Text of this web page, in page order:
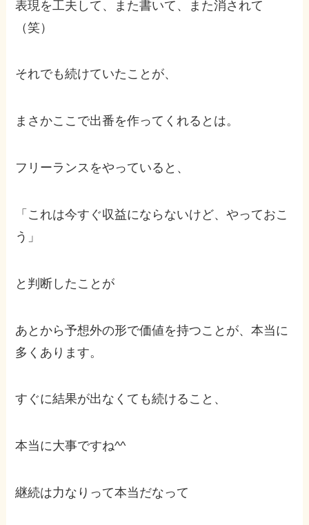
表現を工夫して、また書いて、また消されて
（笑）
それでも続けていたことが、
まさかここで出番を作ってくれるとは。
フリーランスをやっていると、
「これは今すぐ収益にならないけど、やっておこ
う」
と判断したことが
あとから予想外の形で価値を持つことが、本当に
多くあります。
すぐに結果が出なくても続けること、
本当に大事ですね^^
継続は力なりって本当だなって